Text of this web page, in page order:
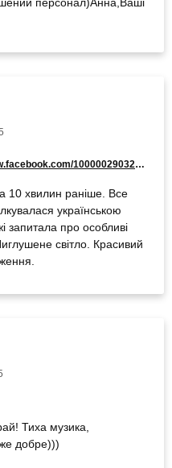
https://www.facebook.com/100000290323360
10 хвилин раніше. Все
українською
про особливі
світло. Красивий
Тиха музика,
добре)))